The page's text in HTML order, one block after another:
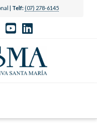
| Telf: (07) 278-6145